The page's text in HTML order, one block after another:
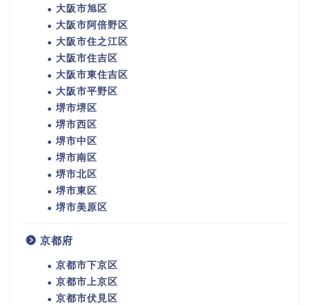
大阪市旭区
大阪市阿倍野区
大阪市住之江区
大阪市住吉区
大阪市東住吉区
大阪市平野区
堺市堺区
堺市西区
堺市中区
堺市南区
堺市北区
堺市東区
堺市美原区
京都府
京都市下京区
京都市上京区
京都市伏見区